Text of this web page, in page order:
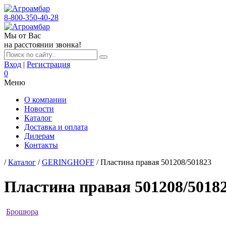
8-800-350-40-28
Мы от Вас
на расстоянии звонка!
Вход | Регистрация
0
Меню
О компании
Новости
Каталог
Доставка и оплата
Дилерам
Контакты
/Каталог /GERINGHOFF / Пластина правая 501208/501823
Пластина правая 501208/
Брошюра